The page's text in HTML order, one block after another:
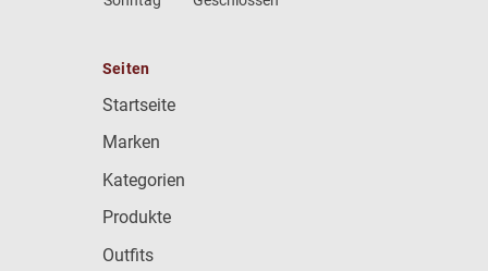
Seiten
Startseite
Marken
Kategorien
Produkte
Outfits